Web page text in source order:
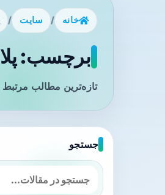
خانه / سایت /
برچسب:
تازه‌ترین مطالب
جستجو